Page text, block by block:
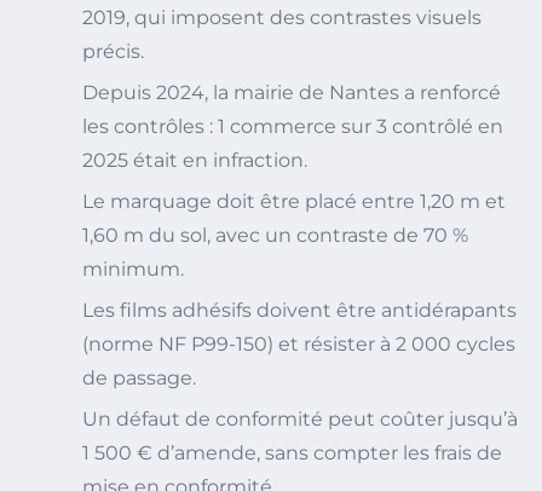
2019, qui imposent des contrastes visuels
précis.
Depuis 2024, la mairie de Nantes a renforcé
les contrôles : 1 commerce sur 3 contrôlé en
2025 était en infraction.
Le marquage doit être placé entre 1,20 m et
1,60 m du sol, avec un contraste de 70 %
minimum.
Les films adhésifs doivent être antidérapants
(norme NF P99-150) et résister à 2 000 cycles
de passage.
Un défaut de conformité peut coûter jusqu’à
1 500 € d’amende, sans compter les frais de